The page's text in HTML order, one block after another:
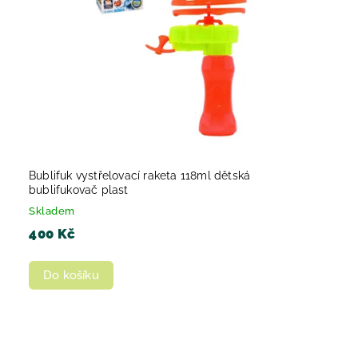
Bublifuk vystřelovací raketa 118ml dětská
bublifukovač plast
Skladem
400 Kč
Do košíku